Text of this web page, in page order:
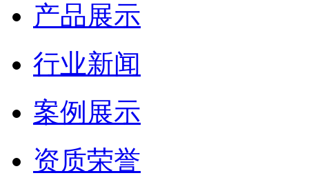
产品展示
行业新闻
案例展示
资质荣誉